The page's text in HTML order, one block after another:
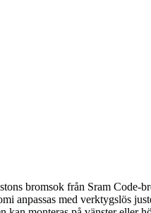
bromsok från Sram Code-
anpassas med verktygslös